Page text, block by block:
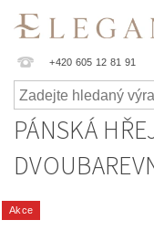
+420 605 12 81 91
PÁNSKÁ
Akce